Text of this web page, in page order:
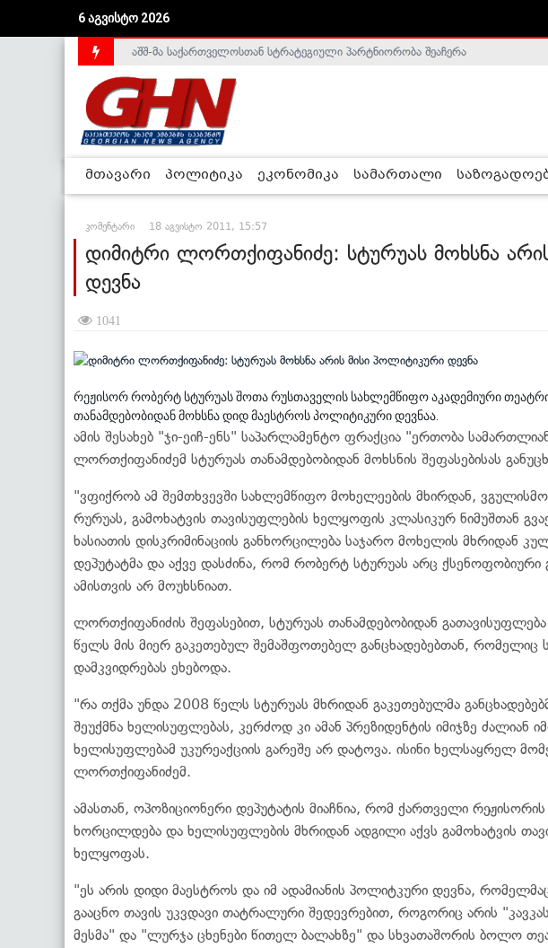
6 აგვისტო 2026
საქართველოს დე-ფაქტო მთავრობა არალეგიტიმურია - ჰელსინკის კომისია
აშშ-მა საქართველოსთან სტრატეგიული პარტნიორობა შეაჩერა
მთავარი პოლიტიკა ეკონომიკა სამართალი
კომენტარი 18 აგვისტო 2011, 15:57
დიმიტრი ლორთქიფანიძე: სტურუას მოხსნა
დევნა
1041
რეჟისორ რობერტ სტურუას შოთა რუსთაველის სახლემწიფო აკადემიური
თანამდებობიდან მოხსნა დიდ მაესტროს პოლიტიკური დევნაა.
ამის შესახებ "ჯი-ეიჩ-ენს" საპარლამენტო ფრაქცია "ერთობა
ლორთქიფანიძემ სტურუას თანამდებობიდან მოხსნის შეფასებისას
"ვფიქრობ ამ შემთხვევში სახლემწიფო მოხელეების მხირდან,
რურუას, გამოხატვის თავისუფლების ხელყოფის კლასიკურ ნიმუშთან
ხასიათის დისკრიმინაციის განხორცილება საჯარო მოხელის მხრიდან
დეპუტატმა და აქვე დასძინა, რომ რობერტ სტურუას არც ქსენოფობიური
ამისთვის არ მოუხსნიათ.
ლორთქიფანიძის შეფასებით, სტურუას თანამდებობიდან
წელს მის მიერ გაკეთებულ შემაშფოთებელ განცხადებებთან, რომელიც
დამკვიდრებას ეხებოდა.
"რა თქმა უნდა 2008 წელს სტურუას მხრიდან გაკეთებულმა
შეუქმნა ხელისუფლებას, კერძოდ კი ამან პრეზიდენტის იმიჯზე ძალიან
ხელისუფლებამ უკურეაქციის გარეშე არ დატოვა. ისინი ხელსაყრელ
ლორთქიფანიძემ.
ამასთან, ოპოზიციონერი დეპუტატის მიაჩნია, რომ ქართველი
ხორცილდება და ხელისუფლების მხრიდან ადგილი აქვს გამოხატვის
ხელყოფას.
"ეს არის დიდი მაესტროს და იმ ადამიანის პოლიტკური დევნა,
გააცნო თავის უკვდავი თატრალური შედევრებით, როგორიც არის
მესმა" და "ლურჯა ცხენები წითელ ბალახზე" და სხვათაშორის ბოლო